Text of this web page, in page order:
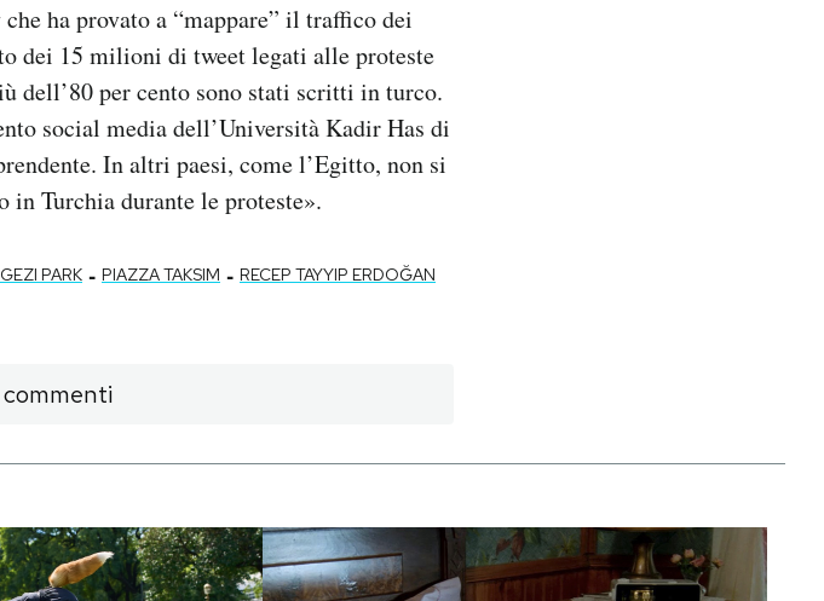
ha provato a “mappare” il traffico dei
dei 15 milioni di tweet legati alle proteste
dell’80 per cento sono stati scritti in turco.
social media dell’Università Kadir Has di
In altri paesi, come l’Egitto, non si
in Turchia durante le proteste».
PARK - PIAZZA TAKSIM - RECEP TAYYIP ERDOĞAN